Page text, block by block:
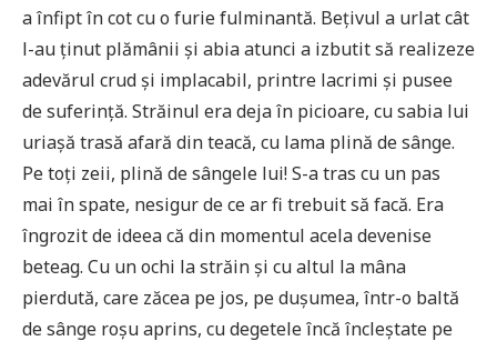
a înfipt în cot cu o furie fulminantă. Bețivul a urlat cât
l-au ținut plămânii și abia atunci a izbutit să realizeze
adevărul crud și implacabil, printre lacrimi și pusee
de suferință. Străinul era deja în picioare, cu sabia lui
uriașă trasă afară din teacă, cu lama plină de sânge.
Pe toți zeii, plină de sângele lui! S-a tras cu un pas
mai în spate, nesigur de ce ar fi trebuit să facă. Era
îngrozit de ideea că din momentul acela devenise
beteag. Cu un ochi la străin și cu altul la mâna
pierdută, care zăcea pe jos, pe dușumea, într-o baltă
de sânge roșu aprins, cu degetele încă încleștate pe